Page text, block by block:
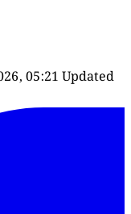
05:21 Updated